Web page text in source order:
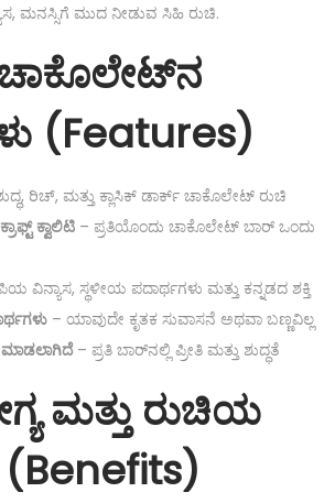
ಮನಸ್ಸಿಗೆ ಮುದ ನೀಡುವ ಸಿಹಿ ರುಚಿ.
(Features)
ರಿಚ್, ಮತ್ತು ಕ್ಲಾಸಿಕ್ ಡಾರ್ಕ್ ಚಾಕೊಲೇಟ್ ರುಚಿ
ಕ್ವಾಲಿಟಿ– ಪ್ರತಿಯೊಂದು ಚಾಕೊಲೇಟ್ ಬಾರ್ ಒಂದು
ವಿನ್ಯಾಸ, ಸ್ಥಳೀಯ ಪದಾರ್ಥಗಳು ಮತ್ತು ಕನ್ನಡದ ಶಕ್ತಿ
– ಯಾವುದೇ ಕೃತಕ ಸುವಾಸನೆ ಅಥವಾ ಬಣ್ಣವಿಲ್ಲ
ಮಾಡಲಾಗಿದೆ– ಪ್ರತಿ ಬಾರ್‌ನಲ್ಲಿ ಪ್ರೀತಿ ಮತ್ತು ಶುದ್ಧತೆ
ಮತ್ತು ರುಚಿಯ
(Benefits)